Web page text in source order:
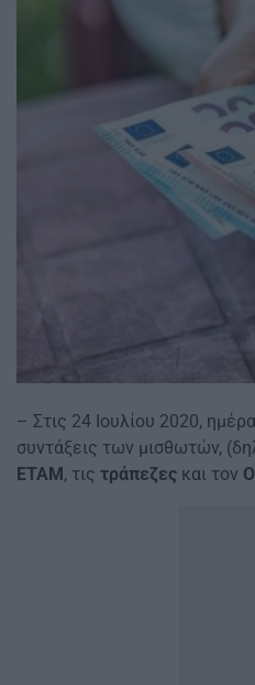
– Στις 24 Ιουλίου 2020,
συντάξεις των μισθωτών,
ΕΤΑΜ , τις τράπεζες και τον